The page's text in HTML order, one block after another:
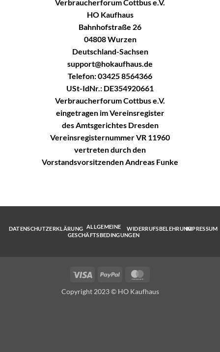
Verbraucherforum Cottbus e.V.
HO Kaufhaus
Bahnhofstraße 26
04808 Wurzen
Deutschland-Sachsen
support@hokaufhaus.de
Telefon: 03425 8564366
USt-IdNr.: DE354920661
Verbraucherforum Cottbus e.V.
eingetragen im Vereinsregister
des Amtsgerichtes Dresden
Vereinsregisternummer VR 11960
vertreten durch den
Vorstandsvorsitzenden Andreas Funke
DATENSCHUTZERKLÄRUNG ALLGEMEINE
GESCHÄFTSBEDINGUNGEN
WIDERRUFSBELEHRUNGIMPRESSUM
Visa PayPal
Copyright 2023 © HO Kaufhaus